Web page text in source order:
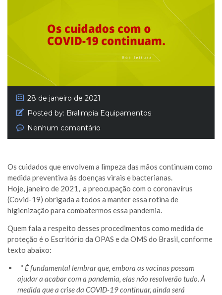
28 de janeiro de 2021
Posted by: Bralimpia Equipamentos
Nenhum comentário
Os cuidados que envolvem a limpeza das mãos continuam como
medida preventiva às doenças virais e bacterianas.
Hoje, janeiro de 2021, a preocupação com o coronavírus
(Covid-19) obrigada a todos a manter essa rotina de
higienização para combatermos essa pandemia.
Quem fala a respeito desses procedimentos como medida de
proteção é o Escritório da OPAS e da OMS do Brasil, conforme
texto abaixo:
“ É fundamental lembrar que, embora as vacinas possam
ajudar a acabar com a pandemia, elas não resolverão tudo. À
medida que a crise da COVID-19 continuar, ainda será